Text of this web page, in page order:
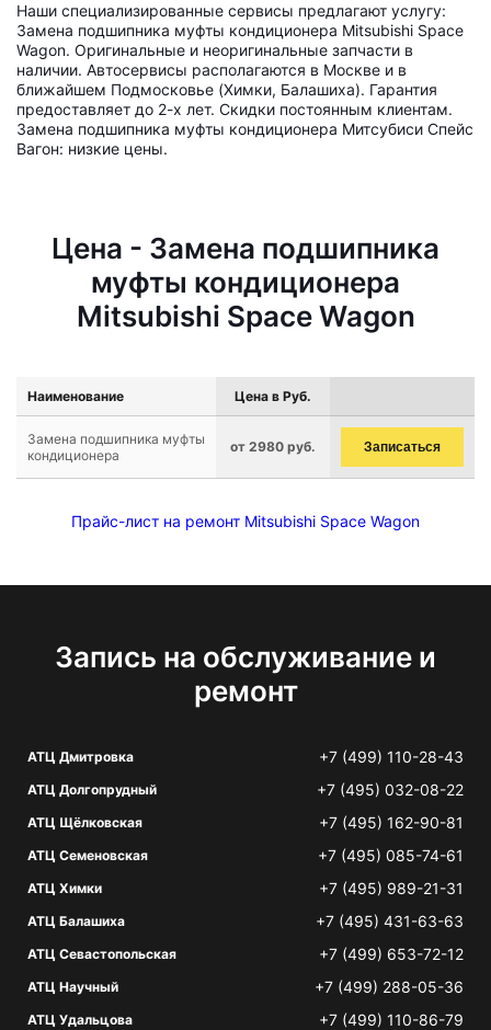
Наши специализированные сервисы предлагают услугу:
Замена подшипника муфты кондиционера Mitsubishi Space
Wagon. Оригинальные и неоригинальные запчасти в
наличии. Автосервисы располагаются в Москве и в
ближайшем Подмосковье (Химки, Балашиха). Гарантия
предоставляет до 2-х лет. Скидки постоянным клиентам.
Замена подшипника муфты кондиционера Митсубиси Спейс
Вагон: низкие цены.
Цена - Замена подшипника
муфты кондиционера
Mitsubishi Space Wagon
Наименование Цена в Руб.
Замена подшипника муфты
кондиционера
от 2980 руб. Записаться
Прайс-лист на ремонт Mitsubishi Space Wagon
Запись на обслуживание и
ремонт
АТЦ Дмитровка +7 (499) 110-28-43
АТЦ Долгопрудный +7 (495) 032-08-22
АТЦ Щёлковская +7 (495) 162-90-81
АТЦ Семеновская +7 (495) 085-74-61
АТЦ Химки +7 (495) 989-21-31
АТЦ Балашиха +7 (495) 431-63-63
АТЦ Севастопольская +7 (499) 653-72-12
АТЦ Научный +7 (499) 288-05-36
АТЦ Удальцова +7 (499) 110-86-79